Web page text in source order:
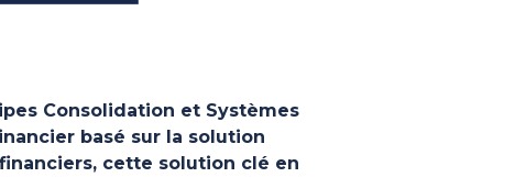
Consolidation et Systèmes
basé sur la solution
cette solution clé en